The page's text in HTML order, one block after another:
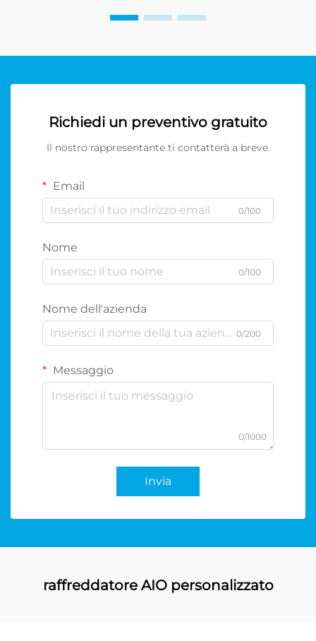
Richiedi un preventivo gratuito
Il nostro rappresentante ti contatterà a breve.
Email
0/100
Nome
0/100
Nome dell'azienda
0/200
Messaggio
0/1000
Invia
raffreddatore AIO personalizzato